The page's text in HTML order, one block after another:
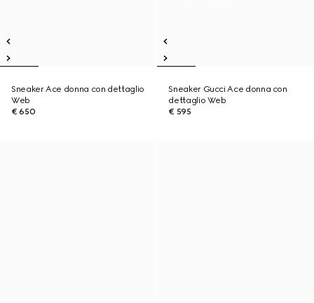
Sneaker Ace donna con dettaglio
Web
€ 650
Sneaker Gucci Ace donna con
dettaglio Web
€ 595